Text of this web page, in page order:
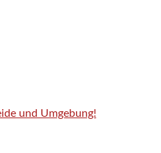
und Umgebung!